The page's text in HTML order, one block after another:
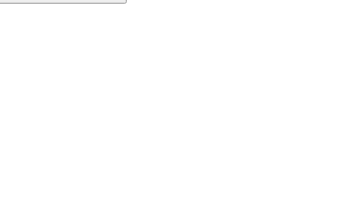
Suchen